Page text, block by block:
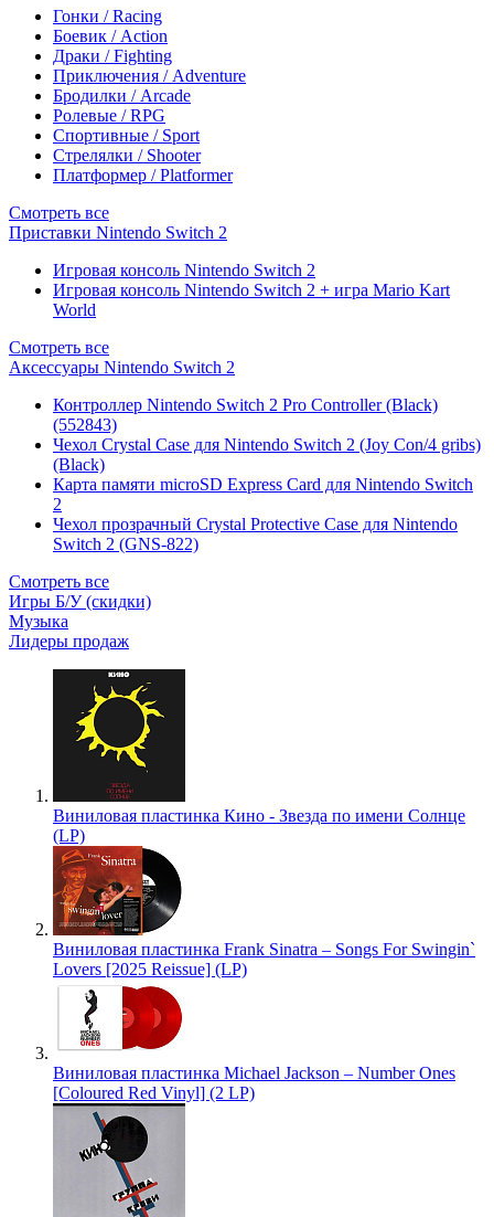
Гонки / Racing
Боевик / Action
Драки / Fighting
Приключения / Adventure
Бродилки / Arcade
Ролевые / RPG
Спортивные / Sport
Стрелялки / Shooter
Платформер / Platformer
Смотреть все
Приставки Nintendo Switch 2
Игровая консоль Nintendo Switch 2
Игровая консоль Nintendo Switch 2 + игра Mario Kart
World
Смотреть все
Аксессуары Nintendo Switch 2
Контроллер Nintendo Switch 2 Pro Controller (Black)
(552843)
Чехол Сrystal Сase для Nintendo Switch 2 (Joy Con/4 gribs)
(Black)
Карта памяти microSD Express Card для Nintendo Switch
2
Чехол прозрачный Crystal Protective Case для Nintendo
Switch 2 (GNS-822)
Смотреть все
Игры Б/У (скидки)
Музыка
Лидеры продаж
Виниловая пластинка Кино - Звезда по имени Солнце
(LP)
Виниловая пластинка Frank Sinatra – Songs For Swingin`
Lovers [2025 Reissue] (LP)
Виниловая пластинка Michael Jackson – Number Ones
[Coloured Red Vinyl] (2 LP)